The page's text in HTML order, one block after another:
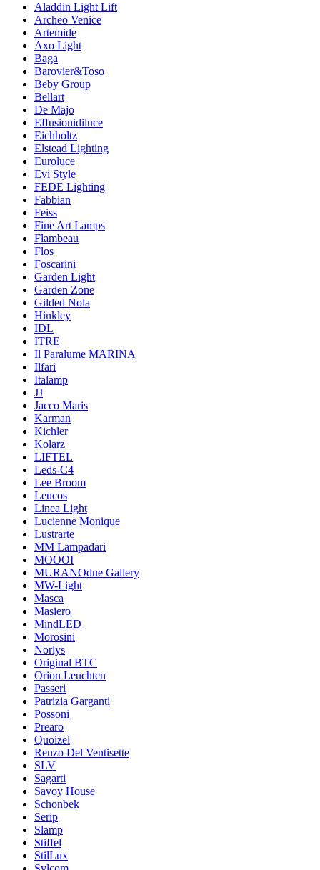
Aladdin Light Lift
Archeo Venice
Artemide
Axo Light
Baga
Barovier&Toso
Beby Group
Bellart
De Majo
Effusionidiluce
Eichholtz
Elstead Lighting
Euroluce
Evi Style
FEDE Lighting
Fabbian
Feiss
Fine Art Lamps
Flambeau
Flos
Foscarini
Garden Light
Garden Zone
Gilded Nola
Hinkley
IDL
ITRE
Il Paralume MARINA
Ilfari
Italamp
JJ
Jacco Maris
Karman
Kichler
Kolarz
LIFTEL
Leds-C4
Lee Broom
Leucos
Linea Light
Lucienne Monique
Lustrarte
MM Lampadari
MOOOI
MURANOdue Gallery
MW-Light
Masca
Masiero
MindLED
Morosini
Norlys
Original BTC
Orion Leuchten
Passeri
Patrizia Garganti
Possoni
Prearo
Quoizel
Renzo Del Ventisette
SLV
Sagarti
Savoy House
Schonbek
Serip
Slamp
Stiffel
StilLux